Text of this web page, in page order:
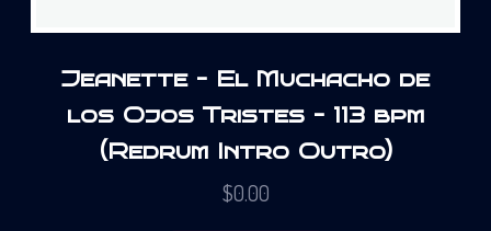
Jeanette – El Muchacho de
los Ojos Tristes – 113 bpm
(Redrum Intro Outro)
$0.00